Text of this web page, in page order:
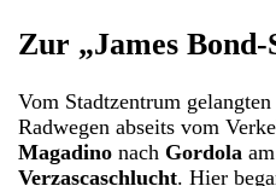
Zur „James
Vom Stadtzentrum
Radwegen abseits vom
Magadino nach Gordola
Verzascaschlucht. Hier